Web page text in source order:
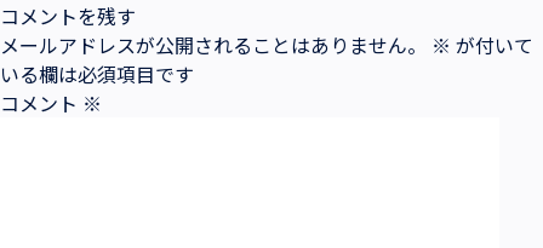
コメントを残す
メールアドレスが公開されることはありません。
※ が付いて
いる欄は必須項目です
コメント ※